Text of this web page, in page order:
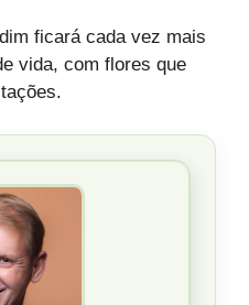
ficará cada vez mais
vida, com flores que